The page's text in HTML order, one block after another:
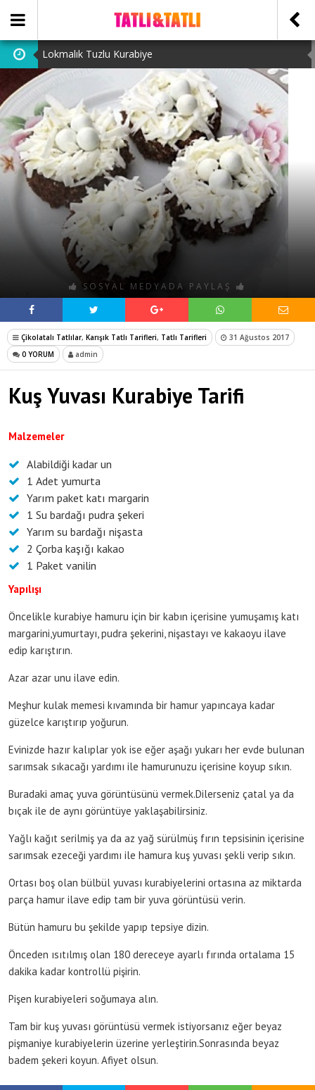
Lokmalık Tuzlu Kurabiye
Tam Ölçülü Un Helvası
Suffle
Cevizli Bulut Kek
Ataşehir Escort Bayanlarını: atasehirescortlari.com ‘da
bulabilirsiniz.
SOSYAL MEDYADA PAYLAŞ
Çikolatalı Tatlılar, Karışık Tatlı Tarifleri, Tatlı Tarifleri
31 Ağustos 2017
0 YORUM
admin
Kuş Yuvası Kurabiye Tarifi
Malzemeler
Alabildiği kadar un
1 Adet yumurta
Yarım paket katı margarin
1 Su bardağı pudra şekeri
Yarım su bardağı nişasta
2 Çorba kaşığı kakao
1 Paket vanilin
Yapılışı
Öncelikle kurabiye hamuru için bir kabın içerisine yumuşamış katı
margarini,yumurtayı, pudra şekerini, nişastayı ve kakaoyu ilave
edip karıştırın.
Azar azar unu ilave edin.
Meşhur kulak memesi kıvamında bir hamur yapıncaya kadar
güzelce karıştırıp yoğurun.
Evinizde hazır kalıplar yok ise eğer aşağı yukarı her evde bulunan
sarımsak sıkacağı yardımı ile hamurunuzu içerisine koyup sıkın.
Buradaki amaç yuva görüntüsünü vermek.Dilerseniz çatal ya da
bıçak ile de aynı görüntüye yaklaşabilirsiniz.
Yağlı kağıt serilmiş ya da az yağ sürülmüş fırın tepsisinin içerisine
sarımsak ezeceği yardımı ile hamura kuş yuvası şekli verip sıkın.
Ortası boş olan bülbül yuvası kurabiyelerini ortasına az miktarda
parça hamur ilave edip tam bir yuva görüntüsü verin.
Bütün hamuru bu şekilde yapıp tepsiye dizin.
Önceden ısıtılmış olan 180 dereceye ayarlı fırında ortalama 15
dakika kadar kontrollü pişirin.
Pişen kurabiyeleri soğumaya alın.
Tam bir kuş yuvası görüntüsü vermek istiyorsanız eğer beyaz
pişmaniye kurabiyelerin üzerine yerleştirin.Sonrasında beyaz
badem şekeri koyun. Afiyet olsun.